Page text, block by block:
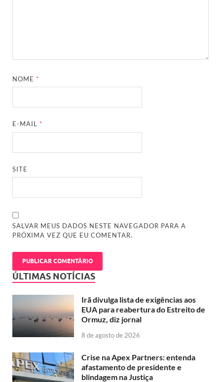
NOME*
E-MAIL*
SITE
SALVAR MEUS DADOS NESTE NAVEGADOR PARA A
PRÓXIMA VEZ QUE EU COMENTAR.
ÚLTIMAS NOTÍCIAS
Irã divulga lista de exigências aos
EUA para reabertura do Estreito de
Ormuz, diz jornal
8 de agosto de 2026
Crise na Apex Partners: entenda
afastamento de presidente e
blindagem na Justiça